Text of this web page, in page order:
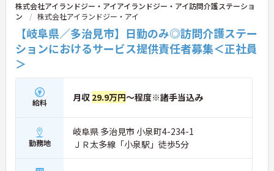
株式会社アイランドジー・アイアイランドジー・アイ訪問介護ステーショ
ン
株式会社アイランドジー・アイ
【岐阜県／多治見市】日勤のみ◎訪問介護ステー
ションにおけるサービス提供責任者募集＜正社員
＞
給料 月収 29.9万円～程度※諸手当込み
勤務地
岐阜県 多治見市 小泉町4-234-1
ＪＲ太多線「小泉駅」徒歩5分